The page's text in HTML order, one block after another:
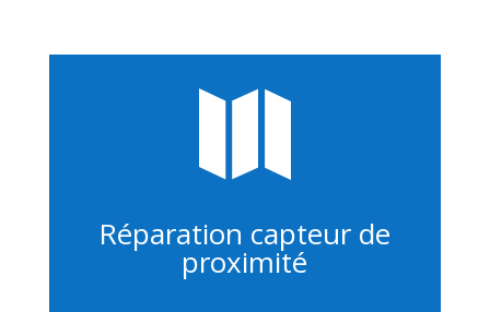

Réparation capteur de
proximité